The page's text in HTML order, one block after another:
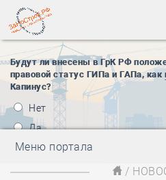
Будут ли внесены в ГрК РФ
правовой статус ГИПа и ГАПа, как
Капинус?
Нет
Да
Меню портала
/